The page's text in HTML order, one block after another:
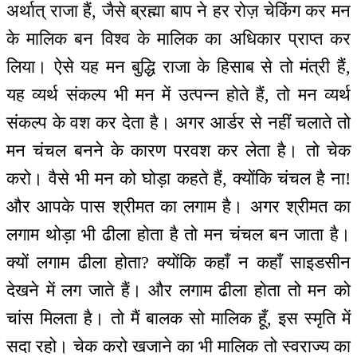
अर्थात् राजा हैं, जैसे ब्रह्मा बाप ने हर रोज़ चेकिंग कर मन
के मालिक बन विश्व के मालिक का अधिकार प्राप्त कर
लिया। ऐसे यह मन बुद्धि राजा के हिसाब से तो मंत्री हैं,
यह व्यर्थ संकल्प भी मन में उत्पन्न होते हैं, तो मन व्यर्थ
संकल्प के वश कर देता है। अगर आर्डर से नहीं चलाते तो
मन चंचल बनने के कारण परवश कर लेता है। तो चेक
करो। वैसे भी मन को घोड़ा कहते हैं, क्योंकि चंचल है ना!
और आपके पास श्रीमत का लगाम है। अगर श्रीमत का
लगाम थोड़ा भी ढीला होता है तो मन चंचल बन जाता है।
क्यों लगाम ढीला होता? क्योंकि कहाँ न कहाँ साइडसीन
देखने में लग जाते हैं। और लगाम ढीला होता तो मन को
चांस मिलता है। तो मैं बालक सो मालिक हूँ, इस स्मृति में
सदा रहो। चेक करो खजाने का भी मालिक तो स्वराज्य का